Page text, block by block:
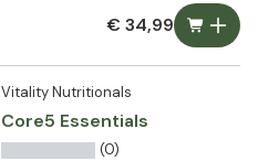
€ 34,99
Vitality Nutritionals
Core5 Essentials
(0)